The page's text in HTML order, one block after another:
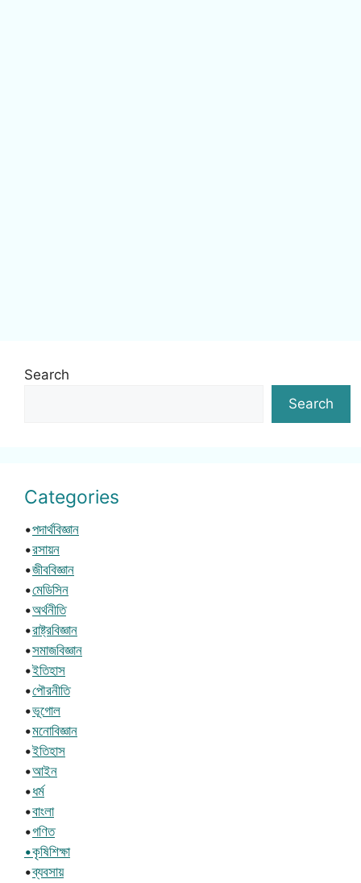
Search
Search
Categories
•পদার্থবিজ্ঞান
•রসায়ন
•জীববিজ্ঞান
•মেডিসিন
•অর্থনীতি
•রাষ্ট্রবিজ্ঞান
•সমাজবিজ্ঞান
•ইতিহাস
•পৌরনীতি
•ভূগোল
•মনোবিজ্ঞান
•ইতিহাস
•আইন
•ধর্ম
•বাংলা
•গণিত
•কৃষিশিক্ষা
•ব্যবসায়